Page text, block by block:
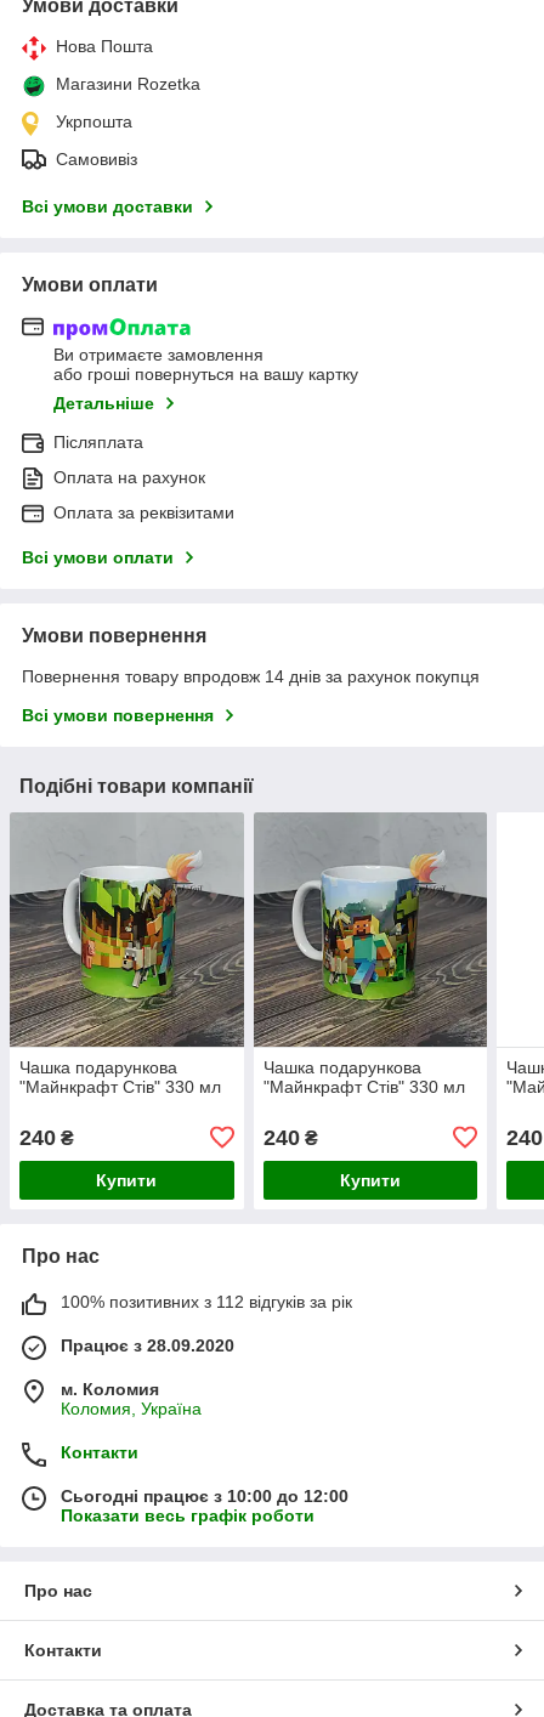
Умови доставки
Нова Пошта
Магазини Rozetka
Укрпошта
Самовивіз
Всі умови доставки
Умови оплати
Ви отримаєте замовлення
або гроші повернуться на вашу картку
Детальніше
Післяплата
Оплата на рахунок
Оплата за реквізитами
Всі умови оплати
Умови повернення
Повернення товару впродовж 14 днів за рахунок покупця
Всі умови повернення
Подібні товари компанії
Чашка подарункова
"Майнкрафт Стів" 330 мл
240 ₴
Купити
Чашка подарункова
"Майнкрафт Стів" 330 мл
240₴
Купити
240
Про нас
100% позитивних з 112 відгуків за рік
Працює з 28.09.2020
м. Коломия
Коломия, Україна
Контакти
Сьогодні працює з 10:00 до 12:00
Показати весь графік роботи
Про нас
Контакти
Доставка та оплата